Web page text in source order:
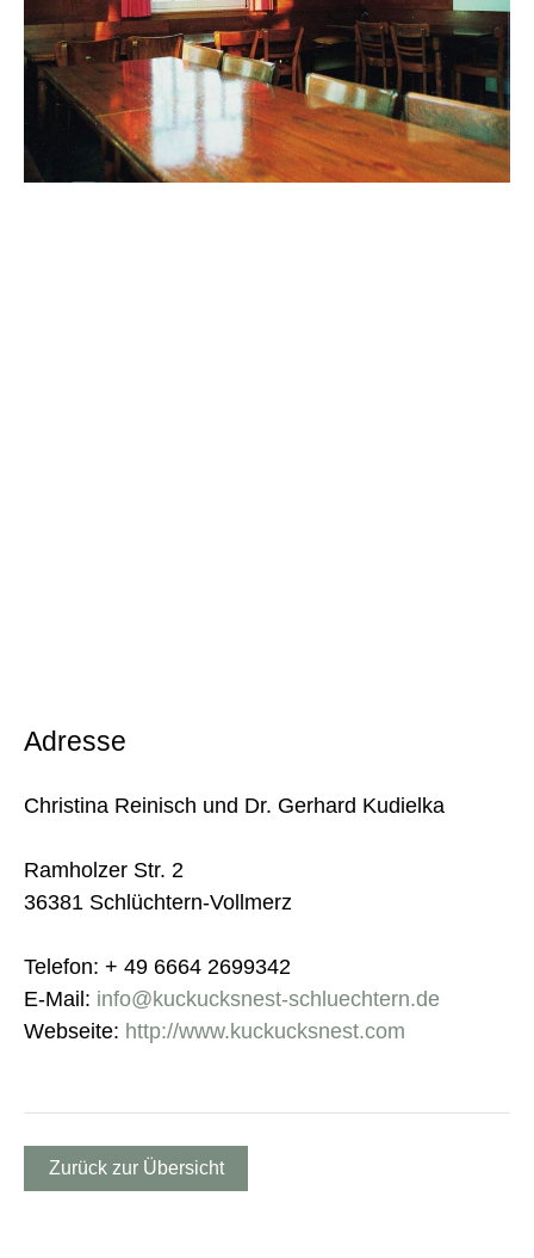
Adresse
Christina Reinisch und Dr. Gerhard Kudielka
Ramholzer Str. 2
36381 Schlüchtern-Vollmerz
Telefon: + 49 6664 2699342
E-Mail: info@kuckucksnest-schluechtern.de
Webseite: http://www.kuckucksnest.com
Zurück zur Übersicht